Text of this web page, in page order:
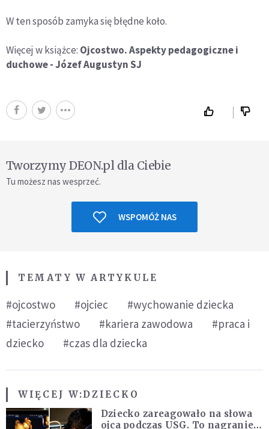
W ten sposób zamyka się błędne koło.
Więcej w książce: Ojcostwo. Aspekty pedagogiczne i
duchowe - Józef Augustyn SJ
Tworzymy DEON.pl dla Ciebie
Tu możesz nas wesprzeć.
WSPOMÓŻ NAS
TEMATY W ARTYKULE
#ojcostwo #ojciec
#wychowanie dziecka
#tacierzyństwo
#kariera zawodowa
#praca i
dziecko
#czas dla dziecka
WIĘCEJ W:DZIECKO
Dziecko zareagowało na słowa
ojca podczas USG. To nagranie